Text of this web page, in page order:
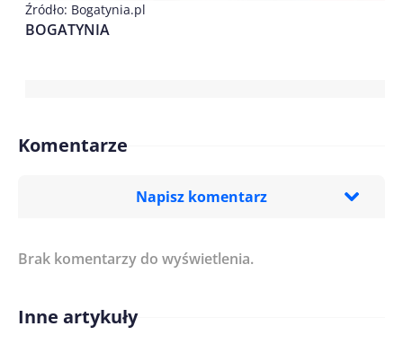
Źródło: Bogatynia.pl
BOGATYNIA
Komentarze
Napisz komentarz
Treść komentarza*
Imię/ Nick*
Brak komentarzy do wyświetlenia.
Inne artykuły